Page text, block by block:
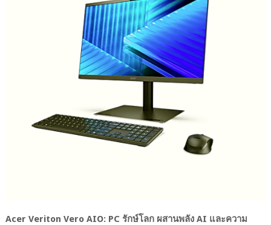
Acer Veriton Vero AIO: PC รักษ์โลก ผสานพลัง AI และความ